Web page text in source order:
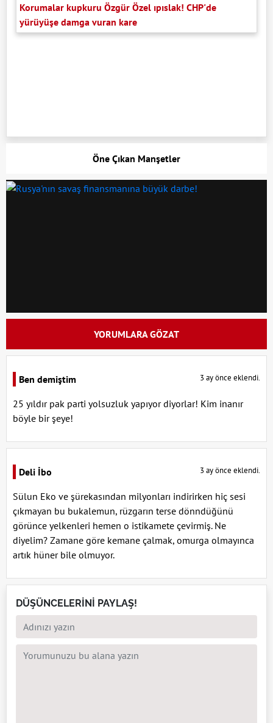
Korumalar kupkuru Özgür Özel ıpıslak! CHP'de
yürüyüşe damga vuran kare
Öne Çıkan Manşetler
YORUMLARA GÖZAT
Ben demiştim 3 ay önce eklendi.
25 yıldır pak parti yolsuzluk yapıyor diyorlar! Kim inanır
böyle bir şeye!
Deli İbo 3 ay önce eklendi.
Sülun Eko ve şürekasından milyonları indirirken hiç sesi
çıkmayan bu bukalemun, rüzgarın terse dönndüğünü
görünce yelkenleri hemen o istikamete çevirmiş. Ne
diyelim? Zamane göre kemane çalmak, omurga olmayınca
artık hüner bile olmuyor.
DÜŞÜNCELERİNİ PAYLAŞ!